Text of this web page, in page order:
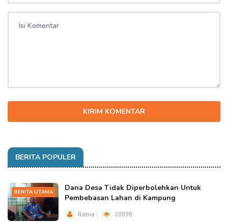
KIRIM KOMENTAR
BERITA POPULER
BERITA UTAMA
Dana Desa Tidak Diperbolehkan Untuk
Pembebasan Lahan di Kampung
Ratna 28898